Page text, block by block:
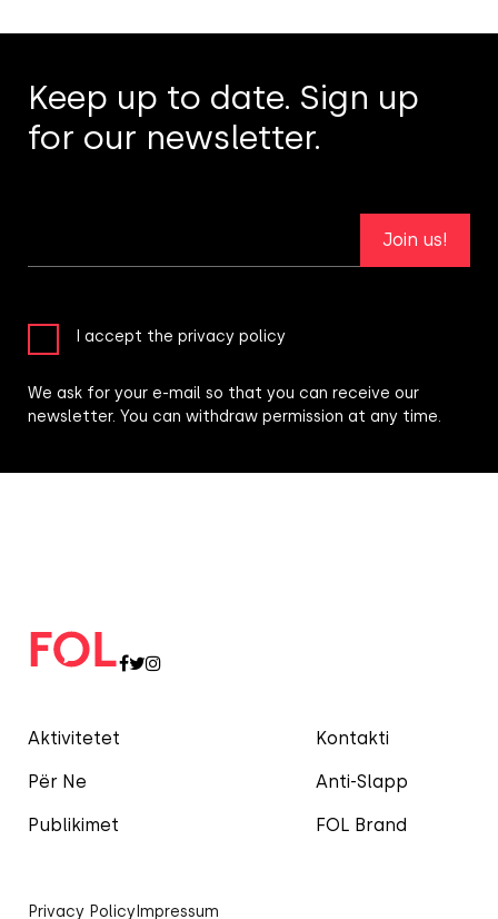
Aktivitetet
Për Ne
Publikimet
Kontakti
Anti-Slapp
FOL Brand
Privacy PolicyImpressum
Keep up to date. Sign up
for our newsletter.
Join us!
I accept the privacy policy
We ask for your e-mail so that you can receive our
newsletter. You can withdraw permission at any time.